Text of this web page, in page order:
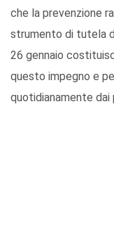
che la prevenzione
strumento di tutela
26 gennaio
questo impegno e
quotidianamente